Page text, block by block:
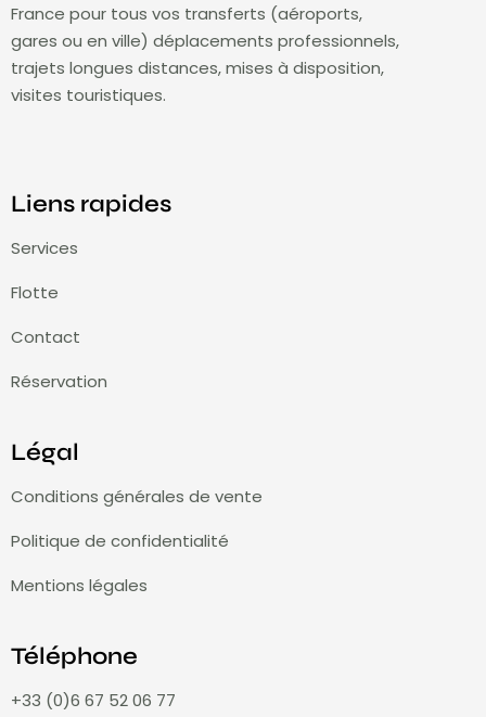
France pour tous vos transferts (aéroports,
gares ou en ville) déplacements professionnels,
trajets longues distances, mises à disposition,
visites touristiques.
Liens rapides
Services
Flotte
Contact
Réservation
Légal
Conditions générales de vente
Politique de confidentialité
Mentions légales
Téléphone
+33 (0)6 67 52 06 77